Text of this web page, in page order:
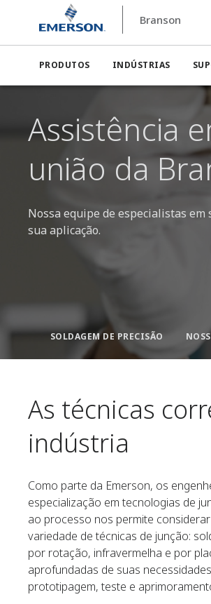
Branson
PRODUTOS INDÚSTRIAS
Branson Entre em contato com
Assistência
união da
Nossa equipe de especialistas
sua aplicação.
SOLDAGEM DE PRECISÃO
As técnicas
indústria
Como parte da Emerson, os
especialização em tecnologias de
ao processo nos permite
variedade de técnicas de junção:
por rotação, infravermelha e por
aprofundadas de suas
prototipagem, teste e